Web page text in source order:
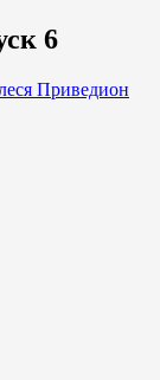
6
Приведион